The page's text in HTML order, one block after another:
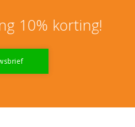
10% korting!